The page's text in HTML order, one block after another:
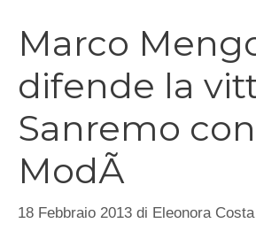
Marco
difende la
Sanremo
ModÃ
18 Febbraio 2013 di Eleonora Costa